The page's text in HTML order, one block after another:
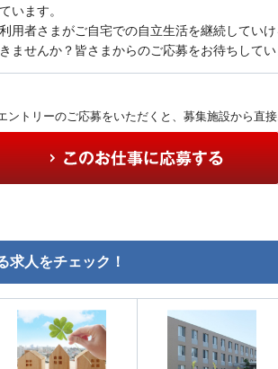
ています。
利用者さまがご自宅での自立生活を継続してい
きませんか？皆さまからのご応募をお待ちしてい
ントリーのご応募をいただくと、募集施設から直接
求人をチェック！